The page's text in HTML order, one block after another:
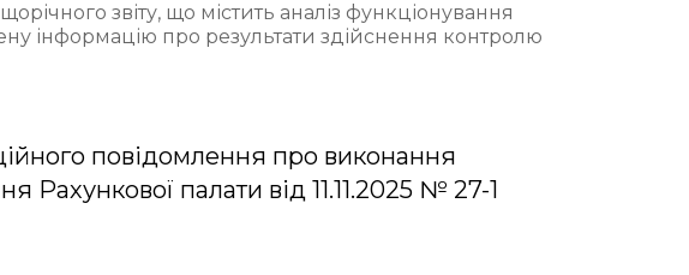
звіту, що містить аналіз функціонування
інформацію про результати здійснення контролю
повідомлення про виконання
Рахункової палати від 11.11.2025 № 27-1